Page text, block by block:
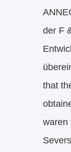
der F
that
waren